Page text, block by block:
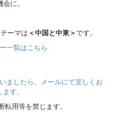
に。
ーマは ＜中国と中東＞ です。
一覧はこちら
ましたら、メールにて宜しくお
す。
用等を禁じます。